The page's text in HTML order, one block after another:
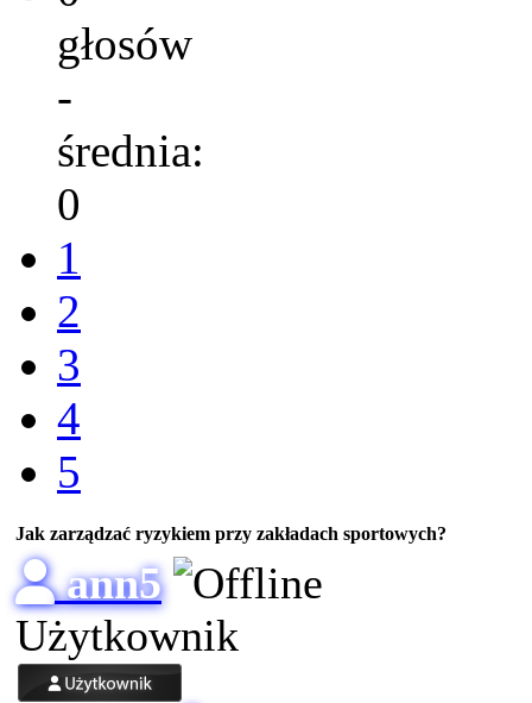
głosów
-
średnia:
0
1
2
3
4
5
Jak zarządzać ryzykiem przy zakładach sportowych?
ann5
Użytkownik